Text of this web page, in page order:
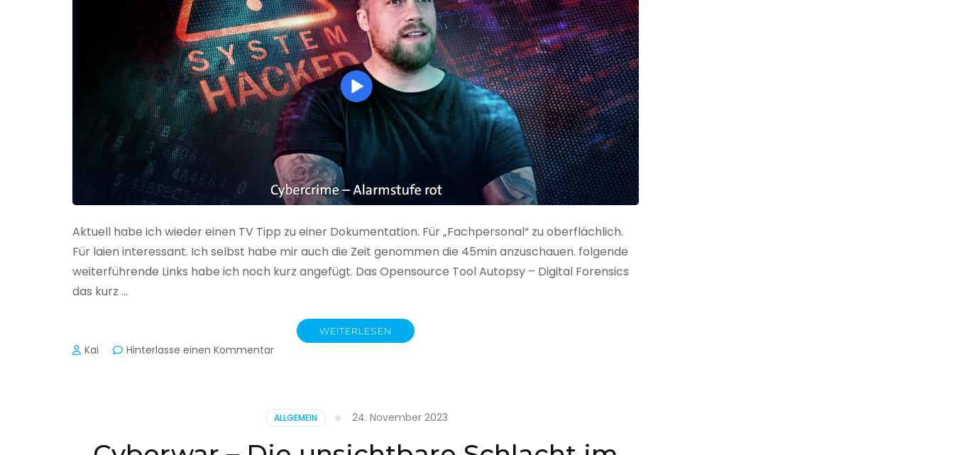
Aktuell habe ich wieder einen TV Tipp zu einer Dokumentation. Für „Fachpersonal“ zu oberflächlich.
Für laien interessant. Ich selbst habe mir auch die Zeit genommen die 45min anzuschauen. folgende
weiterführende Links habe ich noch kurz angefügt. Das Opensource Tool Autopsy – Digital Forensics
das kurz …
WEITERLESEN
Kai Hinterlasse einen Kommentarzu
rot
ALLGEMEIN 24. November 2023